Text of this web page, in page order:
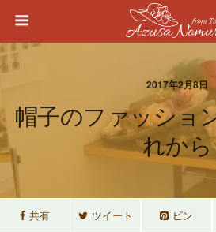
2017年2月8日
帽子のファッショ
れから
共有 ツイート ピン